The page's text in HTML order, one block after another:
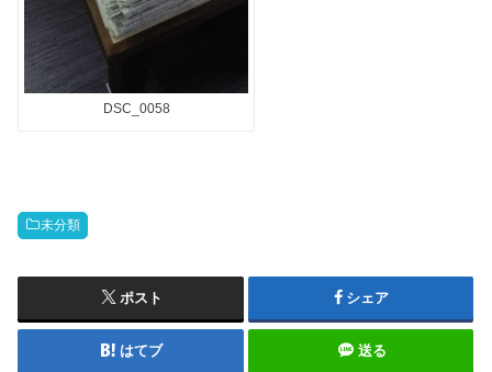
DSC_0058
未分類
ポスト シェア
はてブ 送る